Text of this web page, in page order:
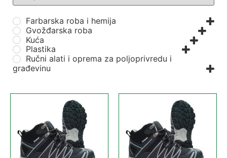
Farbarska roba i hemija
Gvožđarska roba
Kuća
Plastika
Ručni alati i oprema za poljoprivredu i
građevinu